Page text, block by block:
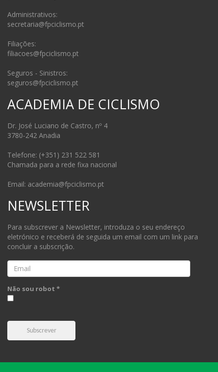
Administrativos:
secretaria@fpciclismo.pt
Filiações:
filiacoes@fpciclismo.pt
Seguros - Sinistros:
seguros@fpciclismo.pt
ACADEMIA DE CICLISMO
Dr. José Luciano de Castro, nº 4
3780-242 Anadia
Telefone: (+351) 231 522 581
Chamada para a rede fixa nacional
Email: academia@fpciclismo.pt
NEWSLETTER
Para subscrever a Newsletter, introduza o seu endereço
eletrónico e receberá de seguida um email com um link para
concluir a subscrição.
Email
Não sou robot *
Subscrever